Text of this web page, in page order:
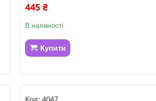
445 ₴
В наявності
Купити
4047